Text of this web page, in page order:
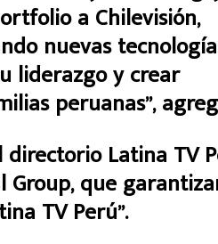
a Chilevisión,
nuevas
liderazgo y crear
peruanas”,
Latina TV
Group, que
TV Perú”.